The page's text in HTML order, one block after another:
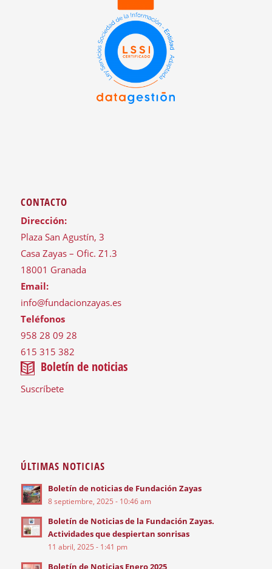
CONTACTO
Dirección:
Plaza San Agustín, 3
Casa Zayas – Ofic. Z1.3
18001 Granada
Email:
info@fundacionzayas.es
Teléfonos
958 28 09 28
615 315 382
Boletín de noticias
Suscríbete
ÚLTIMAS NOTICIAS
Boletín de noticias de Fundación Zayas
8 septiembre, 2025 - 10:46 am
Boletín de Noticias de la Fundación Zayas.
Actividades que despiertan sonrisas
11 abril, 2025 - 1:41 pm
Boletín de Noticias Enero 2025